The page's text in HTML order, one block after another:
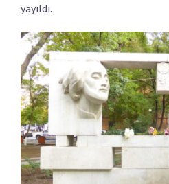
yayıldı.